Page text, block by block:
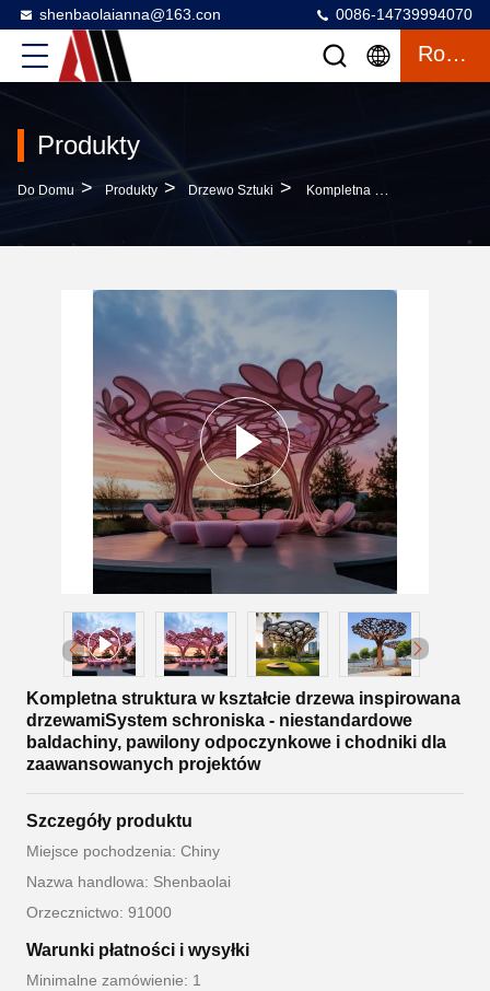
shenbaolaianna@163.con 0086-14739994070
Rozmowa
Produkty
Do Domu > Produkty > Drzewo Sztuki > Kompletna Struktura W Kształcie Drzewa Inspirowana DrzewamiSystem Schroniska - Niestandardowe Baldachiny, Pawilony Odpoczynkowe I Chodniki Dla Zaawansowanych Projektów
Kompletna struktura w kształcie drzewa inspirowana
drzewamiSystem schroniska - niestandardowe
baldachiny, pawilony odpoczynkowe i chodniki dla
zaawansowanych projektów
Szczegóły produktu
Miejsce pochodzenia: Chiny
Nazwa handlowa: Shenbaolai
Orzecznictwo: 91000
Warunki płatności i wysyłki
Minimalne zamówienie: 1